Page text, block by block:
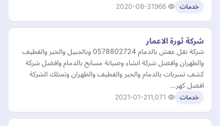
خدمات 2020-08-31
شركة ثورة الاعمار
شركة نقل عفش بالدمام 0578802724 وبالجبيل والخبر والقطيف
والظهران وافضل شركة انشاء وصيانة مسابح بالدمام وافضل شركة
كشف تسربات بالدمام والخبر والقطيف والظهران وتمتلك الشركة
افضل كهر…
خدمات 2021-01-21